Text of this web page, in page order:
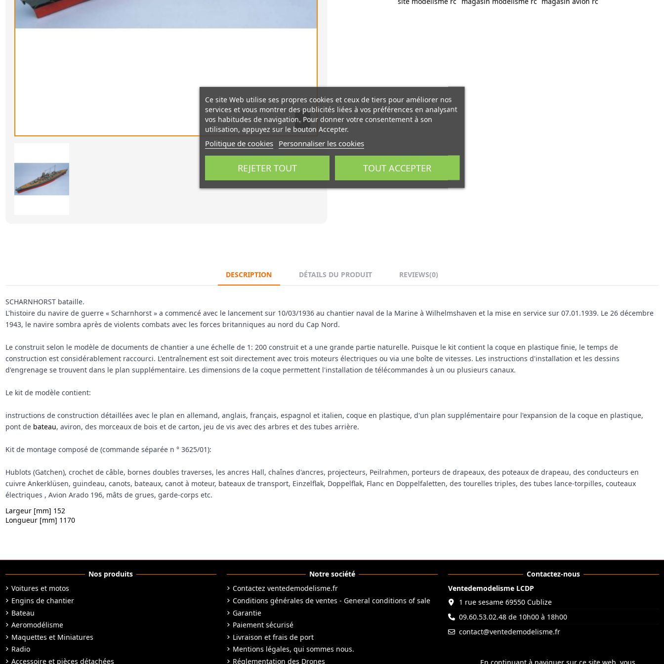
DESCRIPTION DÉTAILS DU PRODUIT REVIEWS(0)
SCHARNHORST bataille.
L'histoire du navire de guerre « Scharnhorst » a commencé avec le lancement sur 10/03/1936 au chantier naval de la Marine à Wilhelmshaven et la mise en service sur 07.01.1939. Le 26 décembre
1943, le navire sombra après de violents combats avec les forces britanniques au nord du Cap Nord.
Le construit selon le modèle de documents de chantier a une échelle de 1: 200 construit et a une grande partie naturelle. Puisque le kit contient la coque en plastique finie, le temps de
construction est considérablement raccourci. L'entraînement est soit directement avec trois moteurs électriques ou via une boîte de vitesses. Les instructions d'installation et les dessins
d'engrenage se trouvent dans le plan supplémentaire. Les dimensions de la coque permettent l'installation de télécommandes à un ou plusieurs canaux.
Le kit de modèle contient:
instructions de construction détaillées avec le plan en allemand, anglais, français, espagnol et italien, coque en plastique, d'un plan supplémentaire pour l'expansion de la coque en plastique,
pont de bateau, aviron, des morceaux de bois et de carton, jeu de vis avec des arbres et des tubes arrière.
Kit de montage composé de (commande séparée n ° 3625/01):
Hublots (Gatchen), crochet de câble, bornes doubles traverses, les ancres Hall, chaînes d'ancres, projecteurs, Peilrahmen, porteurs de drapeaux, des poteaux de drapeau, des conducteurs en
cuivre Ankerklüsen, guindeau, canots, bateaux, canot à moteur, bateaux de transport, Einzelflak, Doppelflak, Flanc en Doppelfaletten, des tourelles triples, des tubes lance-torpilles, couteaux
électriques , Avion Arado 196, mâts de grues, garde-corps etc.
Largeur [mm] 152
Longueur [mm] 1170
Nos produits
Voitures et motos
Engins de chantier
Bateau
Aeromodélisme
Maquettes et Miniatures
Radio
Accessoire et pièces détachées
Notre société
Contactez ventedemodelisme.fr
Conditions générales de ventes - General conditions of sale
Garantie
Paiement sécurisé
Livraison et frais de port
Mentions légales, qui sommes nous.
Réglementation des Drones
Contactez-nous
Ventedemodelisme LCDP
1 rue sesame 69550 Cublize
09.60.53.02.48 de 10h00 à 18h00
contact@ventedemodelisme.fr
Ce site Web utilise ses propres cookies et ceux de tiers pour améliorer nos
services et vous montrer des publicités liées à vos préférences en analysant
vos habitudes de navigation. Pour donner votre consentement à son
utilisation, appuyez sur le bouton Accepter.
Politique de cookies Personnaliser les cookies
REJETER TOUT TOUT ACCEPTER